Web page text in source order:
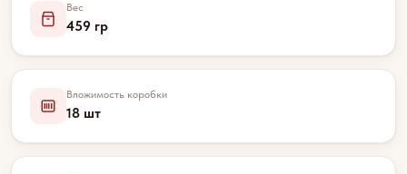
Вес
459 гр
Вложимость коробки
18 шт